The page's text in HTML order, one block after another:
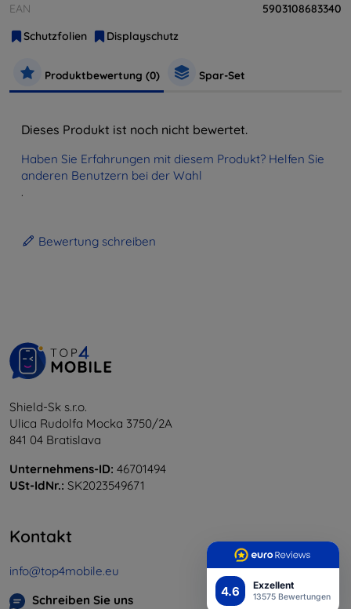
4.6 Exzellent
13575 Bewertungen
EAN
5903108683340
Schutzfolien
Displayschutz
Produktbewertung (0) Spar-Set
Dieses Produkt ist noch nicht bewertet.
Haben Sie Erfahrungen mit diesem Produkt? Helfen Sie
anderen Benutzern bei der Wahl
.
Bewertung schreiben
Shield-Sk s.r.o.
Ulica Rudolfa Mocka 3750/2A
841 04 Bratislava
Unternehmens-ID: 46701494
USt-IdNr.: SK2023549671
Kontakt
info@top4mobile.eu
Schreiben Sie uns